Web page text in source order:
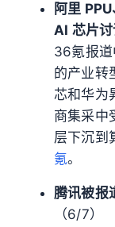
阿里
AI 芯片
36氪报道
的产业转
芯和华为
商集采中
层下沉到
氪。
腾讯被报
（6/7）